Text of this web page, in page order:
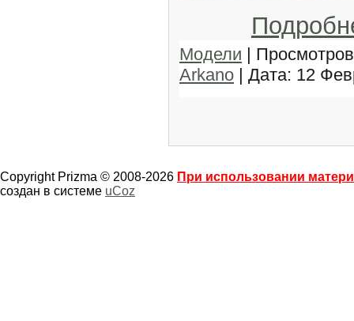
Модели |
Arkano | Дата: 12
Copyright Prizma © 2008-2026 При использовании
создан в системе uCoz